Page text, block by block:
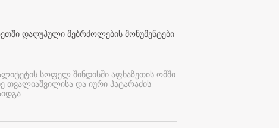
დაღუპული მებრძოლების მონუმენტები
სოფელ შინდისში აფხაზეთის ომში
თვალიაშვილისა და იური პატარაძის